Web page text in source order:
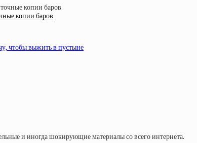
копии баров
чтобы выжить в пустыне
и иногда шокирующие материалы со всего интернета.